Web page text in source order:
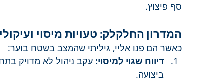
סף פיצוץ.
המדרון החלקלק: טעויות מיסוי
כאשר הם פנו אליי, גיליתי שהמצב בשטח בוער:
דיווח שגוי למיסוי: עקב ניהול לא מדויק
ביצועה.